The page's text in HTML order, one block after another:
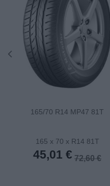
165/70 R14 MP47 81T
165 x 70 x R14 81T
45,01 € 72,60 €